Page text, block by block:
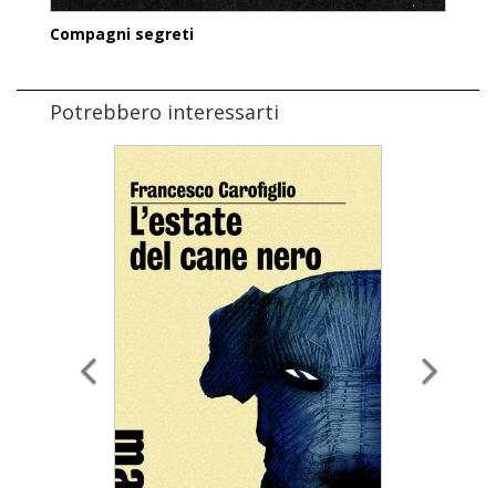
Compagni segreti
Potrebbero interessarti